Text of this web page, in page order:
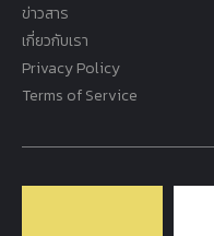
ข่าวสาร
เกี่ยวกับเรา
Privacy Policy
Terms of Service